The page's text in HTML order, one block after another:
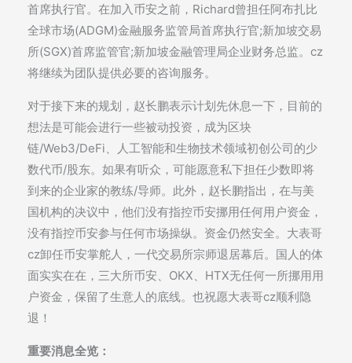
首席执行官。在加入币安之前，Richard曾担任阿布扎比
全球市场(ADGM)金融服务监管局首席执行官;新加坡交易
所(SGX)首席监管官;新加坡金融管理局企业财务总监。cz
将继续为团队提供必要的咨询服务。
对于接下来的规划，赵长鹏表示计划先休息一下，目前的
想法是可能会进行一些被动投资，成为区块
链/Web3/DeFi、人工智能和生物技术领域初创公司的少
数代币/股东。如果有听众，可能愿意私下担任少数即将
到来的企业家的教练/导师。此外，赵长鹏指出，在与美
国机构的决议中，他们没有指控币安挪用任何用户资金，
没有指控币安参与任何市场操纵。资金仍然安全。大表哥
cz卸任币安掌舵人，一代交易所宗师退居幕后。国人的体
面实实在在，三大所币安、OKX、HTX无任何一所挪用用
户资金，保留了生意人的底线。也祝愿大表哥cz顺利隐
退！
重要消息全览：